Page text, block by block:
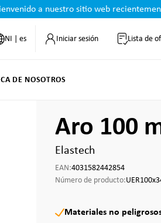
a nuestro sitio web
NI | es Iniciar sesión Lista de
DE NOSOTROS
Aro 100
Elastech
EAN:4031582442854
Número de producto:
Materiales no